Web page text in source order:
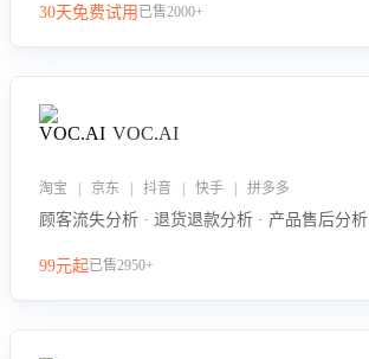
30天免费试用 已售2000+
VOC.AI
淘宝 | 京东 | 抖音 | 快手 | 拼多多
顾客流失分析 · 退货退款分析 · 产品售后分析
99元起已售2950+